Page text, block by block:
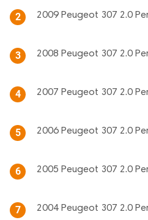
2 2009 Peugeot 307 2.0
3 2008 Peugeot 307 2.0
4 2007 Peugeot 307 2.0
5 2006 Peugeot 307 2.0
6 2005 Peugeot 307 2.0
7 2004 Peugeot 307 2.0